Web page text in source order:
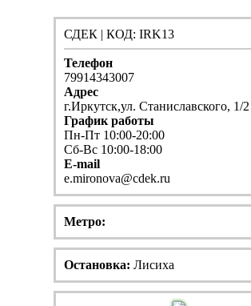
СДЕК | КОД: IRK13
Телефон
79914343007
Адрес
г.Иркутск,ул. Станиславского, 1/2
График работы
Пн-Пт 10:00-20:00
Сб-Вс 10:00-18:00
E-mail
e.mironova@cdek.ru
Метро:
Остановка: Лисиха